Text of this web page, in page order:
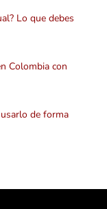
Lo que debes
Colombia con
de forma